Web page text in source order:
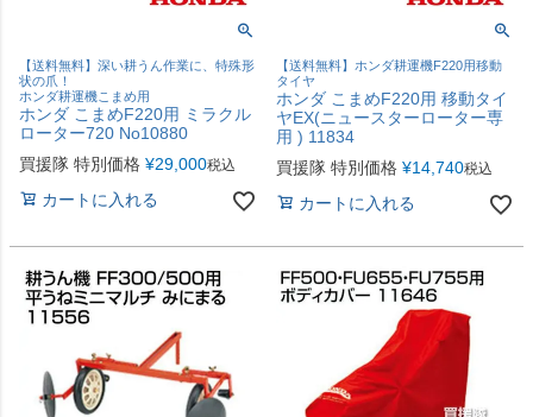
【送料無料】深い耕うん作業に、特殊形
状の爪！
ホンダ耕運機こまめ用
ホンダ こまめF220用 ミラクル
ローター720 No10880
買援隊 特別価格 ¥29,000税込
カートに入れる
【送料無料】ホンダ耕運機F220用移動
タイヤ
ホンダ こまめF220用 移動タイ
ヤEX(ニュースターローター専
用 ) 11834
買援隊 特別価格 ¥14,740税込
カートに入れる